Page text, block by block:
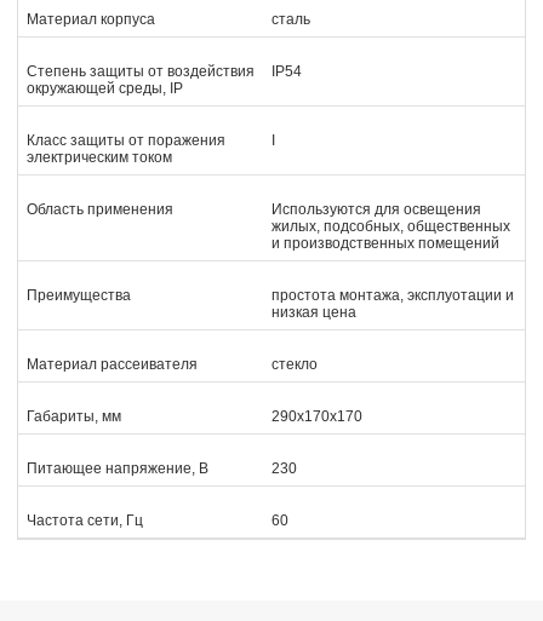
Материал корпуса сталь
Степень защиты от воздействия
окружающей среды, IP
IP54
Класс защиты от поражения
электрическим током
Область применения
Используются для освещения
жилых, подсобных, общественных
и производственных помещений
Преимущества
простота монтажа, эксплуотации и
низкая цена
Материал рассеивателя стекло
Габариты, мм 290х170х170
Питающее напряжение, В 230
Частота сети, Гц 60